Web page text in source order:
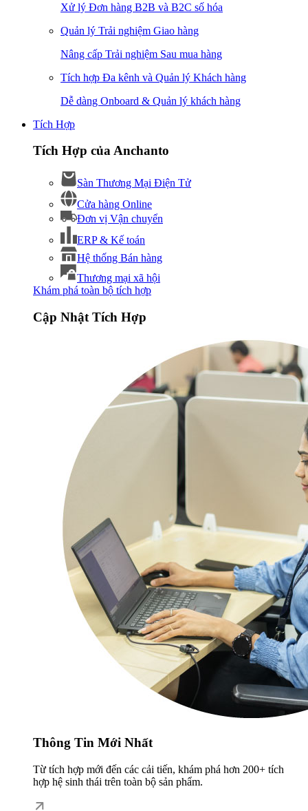
Xử lý Đơn hàng B2B và B2C số hóa
Quản lý Trải nghiệm Giao hàng
Nâng cấp Trải nghiệm Sau mua hàng
Tích hợp Đa kênh và Quản lý Khách hàng
Dễ dàng Onboard & Quản lý khách hàng
Tích Hợp
Tích Hợp của Anchanto
Sàn Thương Mại Điện Tử
Cửa hàng Online
Đơn vị Vận chuyển
ERP & Kế toán
Hệ thống Bán hàng
Thương mại xã hội
Khám phá toàn bộ tích hợp
Cập Nhật Tích Hợp
Thông Tin Mới Nhất
Từ tích hợp mới đến các cải tiến, khám phá hơn 200+ tích
hợp hệ sinh thái trên toàn bộ sản phẩm.